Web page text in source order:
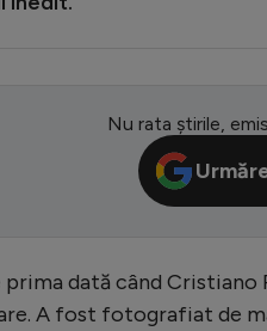
Nu rata știrile,
dată când Cristiano
A fost fotografiat de